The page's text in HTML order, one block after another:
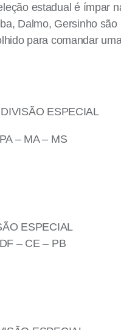
estadual é ímpar
Dalmo, Gersinho
para comandar
ESPECIAL
– MA – MS
ESPECIAL
– CE – PB